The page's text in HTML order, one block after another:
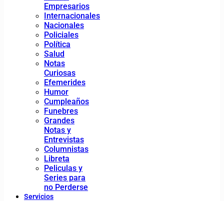
Empresarios
Internacionales
Nacionales
Policiales
Política
Salud
Notas
Curiosas
Efemerides
Humor
Cumpleaños
Funebres
Grandes
Notas y
Entrevistas
Columnistas
Libreta
Peliculas y
Series para
no Perderse
Servicios